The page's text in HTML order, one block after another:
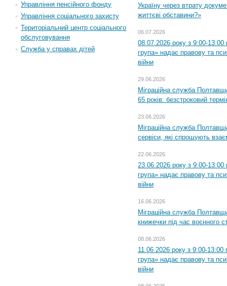
Управління пенсійного фонду
Управління соціального захисту
Територіальний центр соціального
обслуговування
Служба у справах дітей
Україну через втрату
життєві обставини?»
06.07.2026
08.07.2026 року з 9:00-13:00
група» надає правову та
війни
29.06.2026
Міграційна служба
65 років: безстроковий
23.06.2026
Міграційна служба
сервіси, які спрощують
22.06.2026
23.06.2026 року з 9:00-13:00
група» надає правову та
війни
16.06.2026
Міграційна служба
книжечки під час воєнного
08.06.2026
11.06.2026 року з 9:00-13:00
група» надає правову та
війни